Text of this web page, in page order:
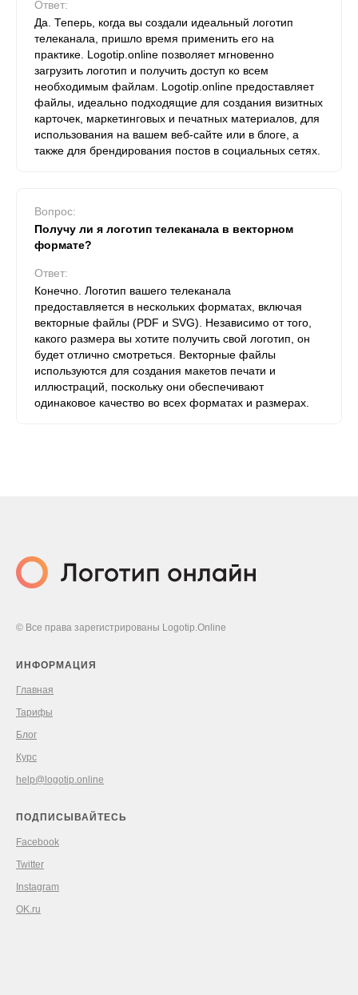
Ответ:
Да. Теперь, когда вы создали идеальный логотип
телеканала, пришло время применить его на
практике. Logotip.online позволяет мгновенно
загрузить логотип и получить доступ ко всем
необходимым файлам. Logotip.online предоставляет
файлы, идеально подходящие для создания визитных
карточек, маркетинговых и печатных материалов, для
использования на вашем веб-сайте или в блоге, а
также для брендирования постов в социальных сетях.
Вопрос:
Получу ли я логотип телеканала в векторном
формате?
Ответ:
Конечно. Логотип вашего телеканала
предоставляется в нескольких форматах, включая
векторные файлы (PDF и SVG). Независимо от того,
какого размера вы хотите получить свой логотип, он
будет отлично смотреться. Векторные файлы
используются для создания макетов печати и
иллюстраций, поскольку они обеспечивают
одинаковое качество во всех форматах и ​​размерах.
© Все права зарегистрированы Logotip.Online
ИНФОРМАЦИЯ
Главная
Тарифы
Блог
Курс
help@logotip.online
ПОДПИСЫВАЙТЕСЬ
Facebook
Twitter
Instagram
OK.ru